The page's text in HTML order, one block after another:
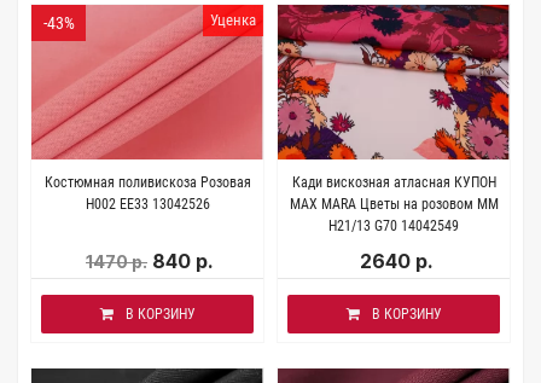
Уценка
-43%
Костюмная поливискоза Розовая
H002 EE33 13042526
1470 р. 840 р.
В КОРЗИНУ
Кади вискозная атласная КУПОН
MAX MARA Цветы на розовом MM
H21/13 G70 14042549
2640 р.
В КОРЗИНУ